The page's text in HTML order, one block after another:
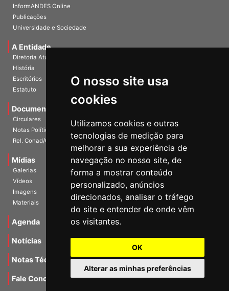
O nosso site usa
cookies
Utilizamos cookies e outras
tecnologias de medição para
melhorar a sua experiência de
navegação no nosso site, de
forma a mostrar conteúdo
personalizado, anúncios
direcionados, analisar o tráfego
do site e entender de onde vêm
os visitantes.
OK
Alterar as minhas preferências
InformANDES Online
Publicações
Universidade e Sociedade
A Entidade
Diretoria Atual
História
Escritórios
Estatuto
Documentos
Circulares
Notas Políticas
Rel. Conad/Congresso
Mídias
Galerias
Vídeos
Imagens
Materiais
Agenda
Notícias
Notas Técnicas
Fale Conocsco